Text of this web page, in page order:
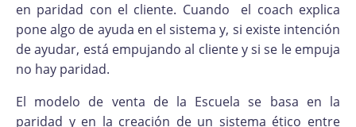
en paridad con el cliente. Cuando el coach explica
pone algo de ayuda en el sistema y, si existe intención
de ayudar, está empujando al cliente y si se le empuja
no hay paridad.
El modelo de venta de la Escuela se basa en la
paridad y en la creación de un sistema ético entre